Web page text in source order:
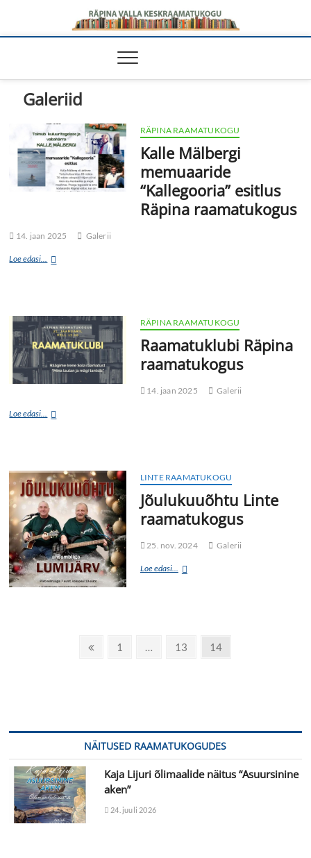
Räpina valla
Keskraamatukogu
RÄPINA VALLA KESKRAAMATUKOGU
Galeriid
RÄPINA RAAMATUKOGU
Kalle Mälbergi
memuaaride
“Kallegooria” esitlus
Räpina raamatukogus
14. jaan 2025 Galerii
Loe edasi...
RÄPINA RAAMATUKOGU
Raamatuklubi Räpina
raamatukogus
14. jaan 2025 Galerii
Loe edasi...
LINTE RAAMATUKOGU
Jõulukuuõhtu Linte
raamatukogus
25. nov. 2024 Galerii
Loe edasi...
1 … 13 14
NÄITUSED RAAMATUKOGUDES
Kaja Lijuri õlimaalide näitus “Asuursinine
aken”
24. juuli 2026